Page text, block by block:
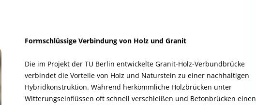
Formschlüssige Verbindung von Holz und Granit
Die im Projekt der TU Berlin entwickelte Granit-Holz-Verbundbrücke
verbindet die Vorteile von Holz und Naturstein zu einer nachhaltigen
Hybridkonstruktion. Während herkömmliche Holzbrücken unter
Witterungseinflüssen oft schnell verschleißen und Betonbrücken einen